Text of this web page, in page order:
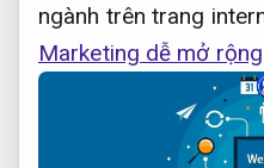
ngành trên trang
Marketing dễ mở rộng